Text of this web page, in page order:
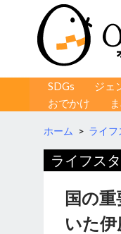
コンテンツへ移動
SDGs ジェ
おでかけ
ホーム > ライ
ライフス
国の
いた